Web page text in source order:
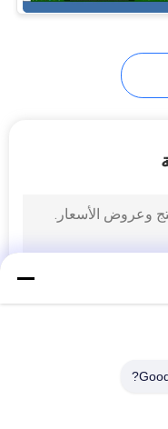
نظام